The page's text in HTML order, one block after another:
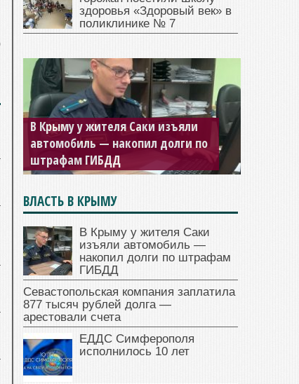
здоровья «Здоровый век» в
поликлинике № 7
В Крыму у жителя Саки изъяли
автомобиль — накопил долги по
штрафам ГИБДД
ВЛАСТЬ В КРЫМУ
В Крыму у жителя Саки
изъяли автомобиль —
накопил долги по штрафам
ГИБДД
Севастопольская компания заплатила
877 тысяч рублей долга —
арестовали счета
ЕДДС Симферополя
исполнилось 10 лет